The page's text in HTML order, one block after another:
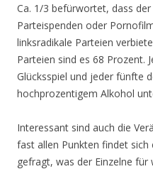
Ca. 1/3 befürwortet, dass
Parteispenden oder
linksradikale Parteien
Parteien sind es 68 Prozent.
Glücksspiel und jeder fünfte
hochprozentigem Alkohol
Interessant sind auch die
fast allen Punkten findet
gefragt, was der Einzelne